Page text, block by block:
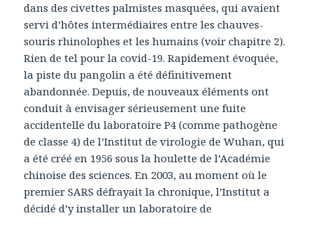
dans des civettes palmistes masquées, qui avaient
servi d’hôtes intermédiaires entre les chauves-
souris rhinolophes et les humains (voir chapitre 2).
Rien de tel pour la covid-19. Rapidement évoquée,
la piste du pangolin a été définitivement
abandonnée. Depuis, de nouveaux éléments ont
conduit à envisager sérieusement une fuite
accidentelle du laboratoire P4 (comme pathogène
de classe 4) de l’Institut de virologie de Wuhan, qui
a été créé en 1956 sous la houlette de l’Académie
chinoise des sciences. En 2003, au moment où le
premier SARS défrayait la chronique, l’Institut a
décidé d’y installer un laboratoire de